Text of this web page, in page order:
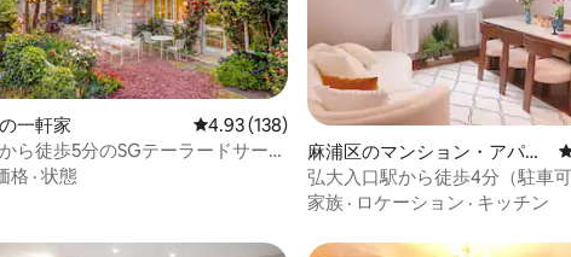
中4.86つ星の平均評価
一軒家 レビュー138件、5つ星中4.93つ星の平均評価
4.93 (138)
ら徒歩5分のSGテーラードサービ
格 · 状態
麻浦区のマンション・アパー
ト
弘大入口駅から徒歩4分（駐車可
家族 · ロケーション · キッチン